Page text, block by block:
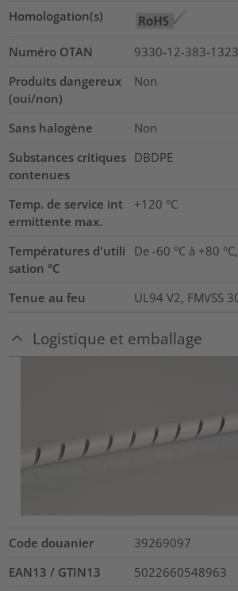
Homologation(s)
Numéro OTAN
9330-12-383-1323
Produits dangereux
(oui/non)
Non
Sans halogène
Non
Substances critiques
contenues
DBDPE
Temp. de service int
ermittente max.
+120 °C
Températures d'utili
sation °C
De -60 °C à +80
Tenue au feu UL94 V2, FMVSS
Logistique et emballage
Code douanier
39269097
EAN13 / GTIN13
5022660548963